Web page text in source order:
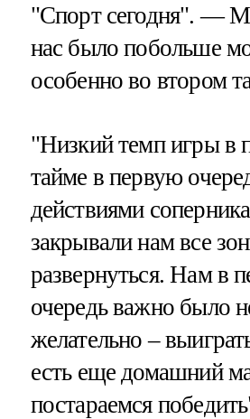
"Спорт сегодня". —
нас было побольше
особенно во втором
"Низкий темп игры в
тайме в первую
действиями
закрывали нам все
развернуться. Нам в
очередь важно было
желательно –
есть еще домашний
постараемся